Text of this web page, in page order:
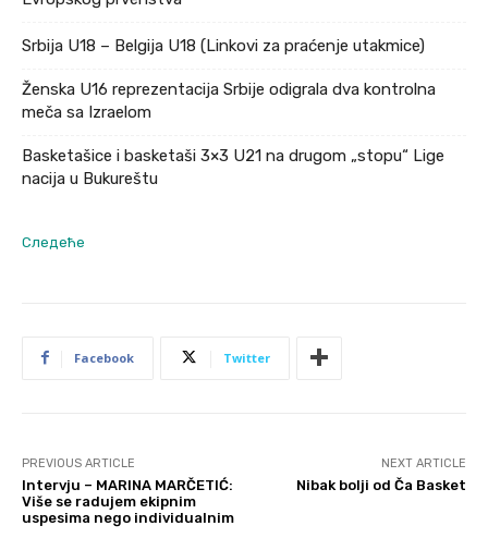
Srbija U18 – Belgija U18 (Linkovi za praćenje utakmice)
Ženska U16 reprezentacija Srbije odigrala dva kontrolna
meča sa Izraelom
Basketašice i basketaši 3×3 U21 na drugom „stopu“ Lige
nacija u Bukureštu
Следеће
Facebook Twitter
PREVIOUS ARTICLE
Intervju – MARINA MARČETIĆ:
Više se radujem ekipnim
uspesima nego individualnim
NEXT ARTICLE
Nibak bolji od Ča Basket